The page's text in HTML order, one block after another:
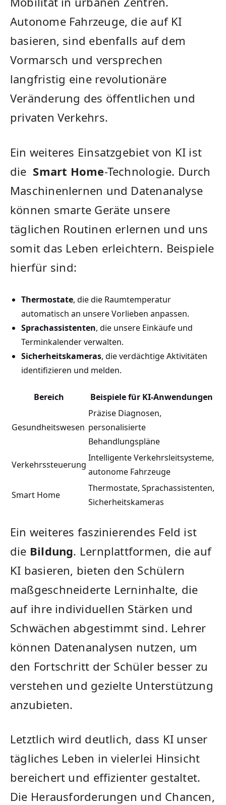
Autonome Fahrzeuge, die auf KI
basieren, sind ebenfalls auf dem
⁢Vormarsch ⁤und versprechen
langfristig ⁤eine⁢ revolutionäre
‌Veränderung des öffentlichen und
privaten Verkehrs.
Ein weiteres Einsatzgebiet von KI ‍ist
die ⁣ Smart Home-Technologie. Durch
Maschinenlernen und Datenanalyse
können⁣ smarte Geräte ‌unsere
täglichen Routinen ‍erlernen und uns
somit das Leben erleichtern. ⁤Beispiele
hierfür⁣ sind:
Thermostate, die die Raumtemperatur
automatisch an unsere Vorlieben anpassen.
Sprachassistenten, die unsere ‌Einkäufe und
Terminkalender verwalten.
Sicherheitskameras, die verdächtige Aktivitäten
identifizieren und melden.
Bereich Beispiele für KI-Anwendungen
Gesundheitswesen
Präzise Diagnosen,​
personalisierte
Behandlungspläne
Verkehrssteuerung
Intelligente Verkehrsleitsysteme,
autonome Fahrzeuge
Smart Home
Thermostate,‌ Sprachassistenten,⁣
Sicherheitskameras
Ein weiteres faszinierendes ⁤Feld ist
die‍ Bildung. ‌Lernplattformen,‍ die auf
KI basieren, bieten den ​Schülern
maßgeschneiderte Lerninhalte, die
auf⁣ ihre individuellen Stärken ​und ​
Schwächen abgestimmt sind. Lehrer
können Datenanalysen nutzen,⁢ um​
den Fortschritt der Schüler besser zu
verstehen und gezielte Unterstützung
anzubieten.
Letztlich wird deutlich, dass KI unser‍
tägliches Leben in vielerlei ⁤Hinsicht
bereichert und ⁣effizienter gestaltet.
Die⁤ Herausforderungen und⁤ Chancen,​